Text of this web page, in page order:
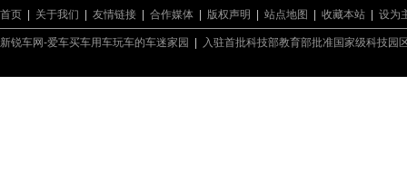
首页
关于我们 友情链接 合作媒体 版权声明 站点地图 收藏本站 设为
新锐车网-爱车买车用车玩车的车迷家园 入驻首批科技部教育部批准国家级科技园